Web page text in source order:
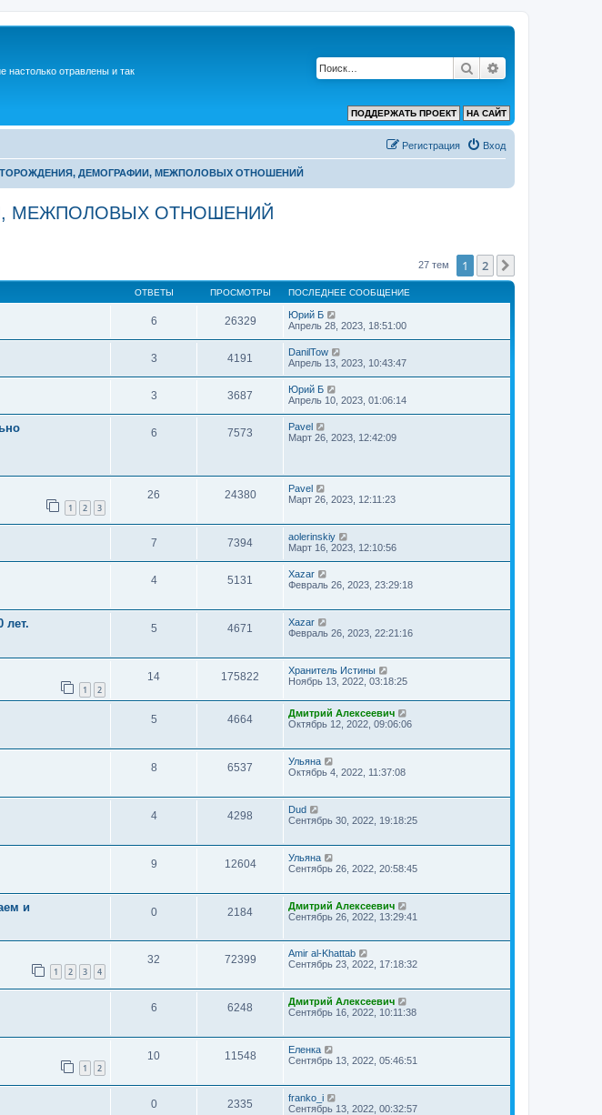
настолько отравлены и так
Поиск
НА САЙТ
ПОДДЕРЖАТЬ ПРОЕКТ
Вход
Регистрация
ДЕМОГРАФИИ, МЕЖПОЛОВЫХ ОТНОШЕНИЙ
МЕЖПОЛОВЫХ ОТНОШЕНИЙ
27 тем 1 2
ОТВЕТЫ ПРОСМОТРЫ ПОСЛЕДНЕЕ СООБЩЕНИЕ
6 26329
Юрий Б
Апрель 28, 2023, 18:51:00
3 4191
DanilTow
Апрель 13, 2023, 10:43:47
3 3687
Юрий Б
Апрель 10, 2023, 01:06:14
6 7573
Pavel
Март 26, 2023, 12:42:09
1 2 3
26 24380
Pavel
Март 26, 2023, 12:11:23
7 7394
aolerinskiy
Март 16, 2023, 12:10:56
4 5131
Xazar
Февраль 26, 2023, 23:29:18
лет. 5 4671
Xazar
Февраль 26, 2023, 22:21:16
1 2
14 175822
Хранитель Истины
Ноябрь 13, 2022, 03:18:25
5 4664
Дмитрий Алексеевич
Октябрь 12, 2022, 09:06:06
8 6537
Ульяна
Октябрь 4, 2022, 11:37:08
4 4298
Dud
Сентябрь 30, 2022, 19:18:25
9 12604
Ульяна
Сентябрь 26, 2022, 20:58:45
и
0 2184
Дмитрий Алексеевич
Сентябрь 26, 2022, 13:29:41
1 2 3 4
32 72399
Amir al-Khattab
Сентябрь 23, 2022, 17:18:32
6 6248
Дмитрий Алексеевич
Сентябрь 16, 2022, 10:11:38
1 2
10 11548
Еленка
Сентябрь 13, 2022, 05:46:51
0 2335
franko_i
Сентябрь 13, 2022, 00:32:57